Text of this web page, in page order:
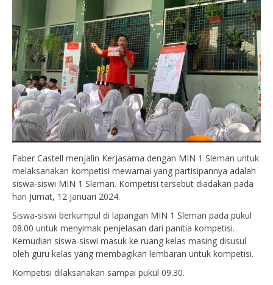
Faber Castell menjalin Kerjasama dengan MIN 1 Sleman untuk
melaksanakan kompetisi mewarnai yang partisipannya adalah
siswa-siswi MIN 1 Sleman. Kompetisi tersebut diadakan pada
hari Jumat, 12 Januari 2024.
Siswa-siswi berkumpul di lapangan MIN 1 Sleman pada pukul
08.00 untuk menyimak penjelasan dari panitia kompetisi.
Kemudian siswa-siswi masuk ke ruang kelas masing disusul
oleh guru kelas yang membagikan lembaran untuk kompetisi.
Kompetisi dilaksanakan sampai pukul 09.30.